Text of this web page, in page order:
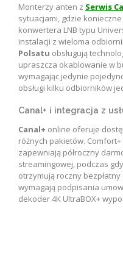
Monterzy anten z Serwis
sytuacjami, gdzie
konwertera LNB typu
instalacji z wieloma
Polsatu obsługują
upraszcza okablowanie w
wymagając jedynie
obsługi kilku odbiorników
Canal+ i integracja z
Canal+ online oferuje
różnych pakietów.
zapewniają półroczny
streamingowej, podczas
otrzymują roczny
wymagają podpisania
dekoder 4K UltraBOX+